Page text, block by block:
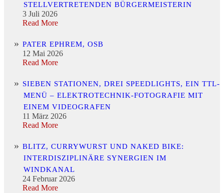
STELLVERTRETENDEN BÜRGERMEISTERIN
3 Juli 2026
Read More
PATER EPHREM, OSB
12 Mai 2026
Read More
SIEBEN STATIONEN, DREI SPEEDLIGHTS, EIN TTL-
MENÜ – ELEKTROTECHNIK-FOTOGRAFIE MIT
EINEM VIDEOGRAFEN
11 März 2026
Read More
BLITZ, CURRYWURST UND NAKED BIKE:
INTERDISZIPLINÄRE SYNERGIEN IM
WINDKANAL
24 Februar 2026
Read More